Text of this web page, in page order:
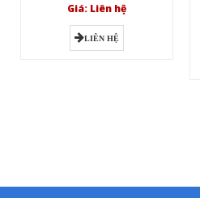
Giá: Liên hệ
LIÊN HỆ